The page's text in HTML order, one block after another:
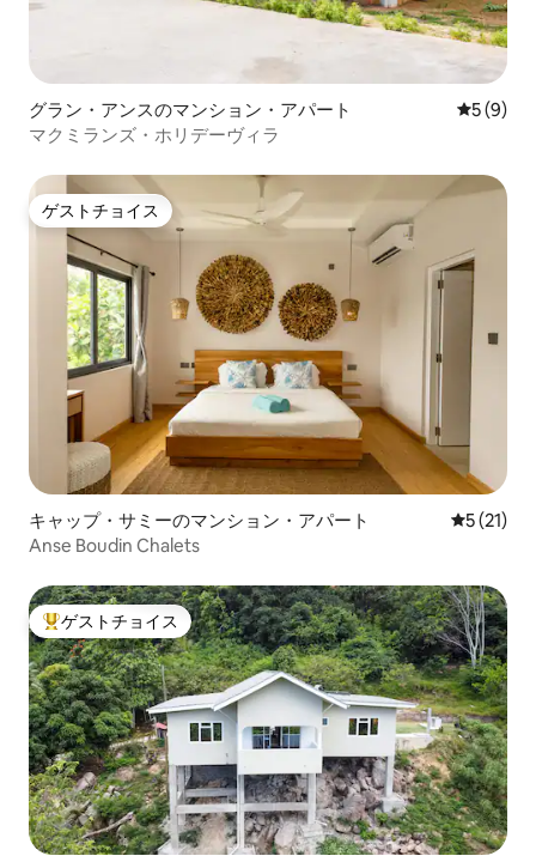
グラン・アンスのマンション・アパート レビュー
5 (9)
マクミランズ・ホリデーヴィラ
ゲストチョイス
ゲストチョイス
キャップ・サミーのマンション・アパート レビュー
5 (21)
Anse Boudin Chalets
大好評のゲストチョイスです。
ゲストチョイス